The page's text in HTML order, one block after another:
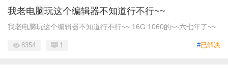
我老电脑玩这个编辑器不知道行不行~~
我老电脑玩这个编辑器不知道行不行~~ 16G 1060的~~六七年了~~
#已解决
8354 1